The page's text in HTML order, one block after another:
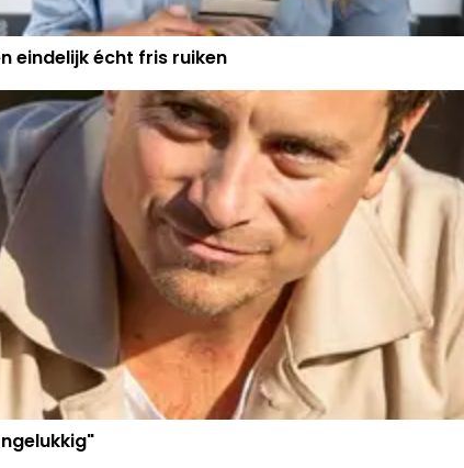
eindelijk écht fris ruiken